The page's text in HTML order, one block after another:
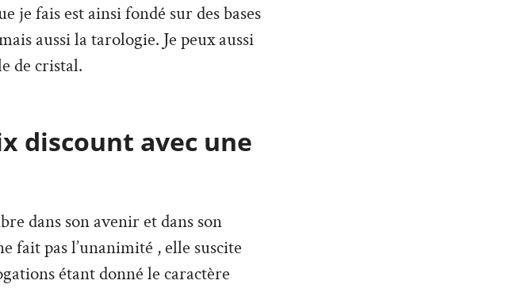
je fais est ainsi fondé sur des bases
aussi la tarologie. Je peux aussi
de cristal.
discount avec une
dans son avenir et dans son
fait pas l’unanimité , elle suscite
étant donné le caractère